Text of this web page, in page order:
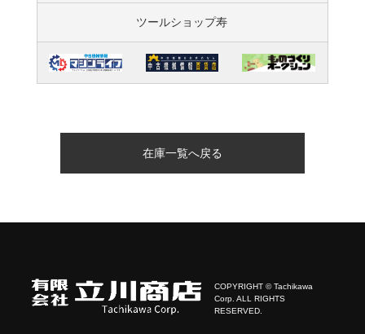
ツールショップ寿
在庫一覧へ戻る
COPYRIGHT © Tachikawa
Corp. ALL RIGHTS
RESERVED.